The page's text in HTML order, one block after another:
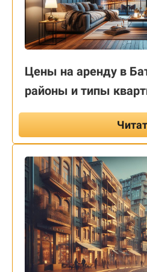
Цены на аренду в
районы и типы